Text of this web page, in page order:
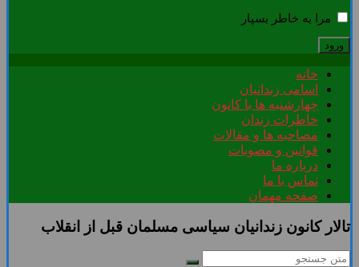
مرا به خاطر بسپار
خانه
اسامی زندانیان
چهارشنبه ها با کانون
خاطرات زندان
مصاحبه ها و مقالات
قوانین و مصوبات
درباره ما
تماس با ما
صفحه مهمان
تالار کانون زندانیان سیاسی مسلمان قبل از انقلاب